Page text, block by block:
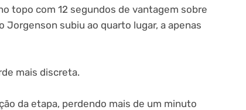
topo com 12 segundos de vantagem sobre
Jorgenson subiu ao quarto lugar, a apenas
mais discreta.
da etapa, perdendo mais de um minuto